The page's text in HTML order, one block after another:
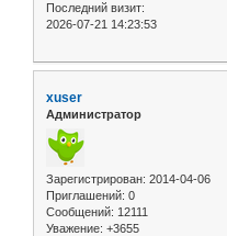
Последний визит:
2026-07-21 14:23:53
xuser
Администратор
Зарегистрирован: 2014-04-06
Приглашений: 0
Сообщений: 12111
Уважение: +3655